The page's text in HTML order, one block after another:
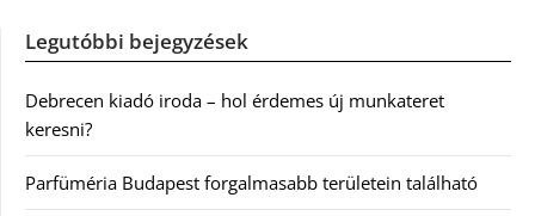
Legutóbbi bejegyzések
Debrecen kiadó iroda – hol érdemes új munkateret
keresni?
Parfüméria Budapest forgalmasabb területein található